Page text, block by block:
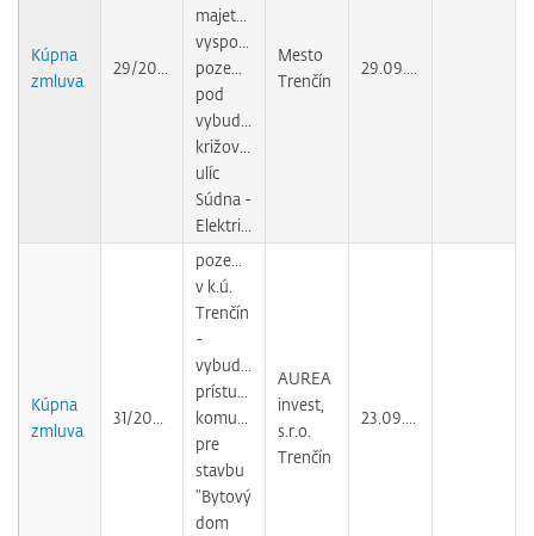
Kúpna
zmluva
majetkovoprávne
vysporiadanie
pozemku
pod
vybudovanou
križovatkou
ulíc
Súdna -
Mesto
Trenčín
Kúpna
zmluva
pozemok
v k.ú.
Trenčín
-
vybudovanie
prístupovej
komunikácie
pre
stavbu
"Bytový
dom
AUREA
invest,
s.r.o.
Trenčín